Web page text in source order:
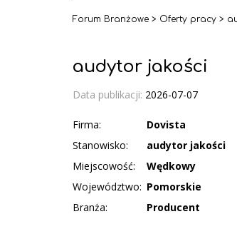
Forum Branżowe > Oferty pracy >
audytor jakości
Data publikacji: 2026-07-07
Firma:
Dovista
Stanowisko:
audytor jakości
Miejscowość:
Wędkowy
Województwo: Pomorskie
Branża:
Producent